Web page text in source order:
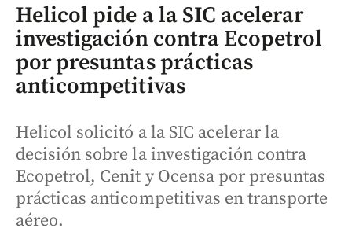
Helicol pide a la SIC acelerar
investigación contra Ecopetrol
por presuntas prácticas
anticompetitivas
Helicol solicitó a la SIC acelerar la
decisión sobre la investigación contra
Ecopetrol, Cenit y Ocensa por presuntas
prácticas anticompetitivas en transporte
aéreo.